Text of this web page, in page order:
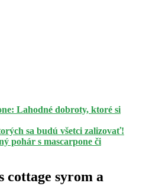
Lahodné dobroty, ktoré si
sa budú všetci zalizovať!
pohár s mascarpone či
cottage syrom a